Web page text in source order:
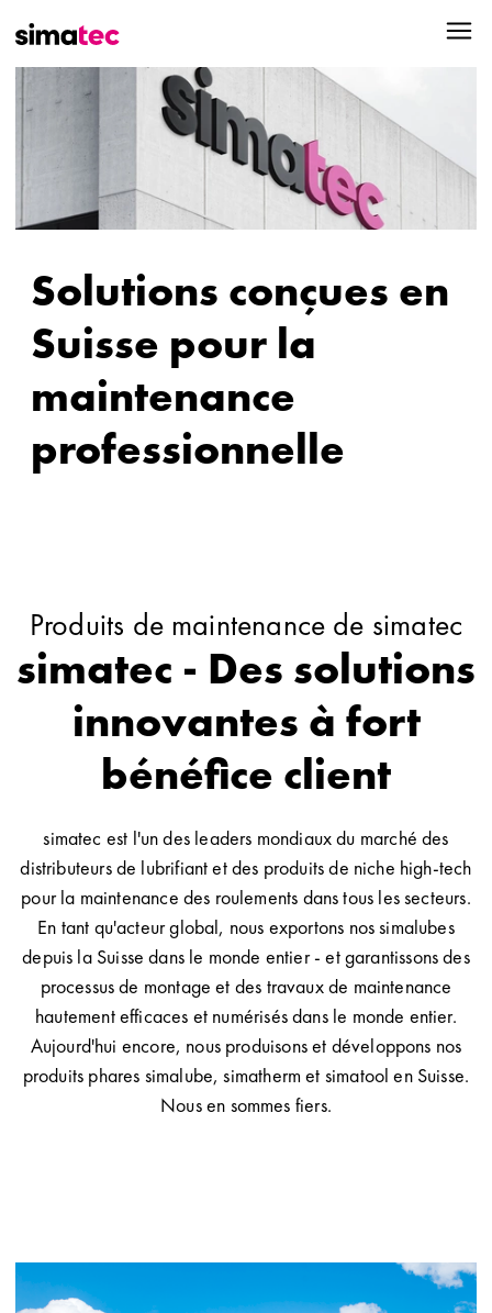
Solutions conçues en
Suisse pour la
maintenance
professionnelle
Produits de maintenance de simatec
simatec - Des solutions
innovantes à fort
bénéfice client
simatec est l'un des leaders mondiaux du marché des
distributeurs de lubrifiant et des produits de niche high-tech
pour la maintenance des roulements dans tous les secteurs.
En tant qu'acteur global, nous exportons nos simalubes
depuis la Suisse dans le monde entier - et garantissons des
processus de montage et des travaux de maintenance
hautement efficaces et numérisés dans le monde entier.
Aujourd'hui encore, nous produisons et développons nos
produits phares simalube, simatherm et simatool en Suisse.
Nous en sommes fiers.